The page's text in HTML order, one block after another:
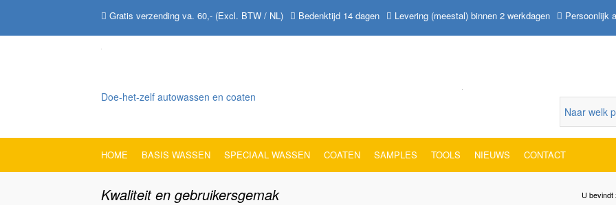
Gratis verzending va. 60,- (Excl. BTW / NL) Bedenktijd 14 dagen Levering (meestal) binnen 2 werkdagen Persoonlijk
Doe-het-zelf autowassen en coaten
HOME BASIS WASSEN SPECIAAL WASSEN COATEN SAMPLES TOOLS NIEUWS CONTACT
Kwaliteit en gebruikersgemak U bevindt